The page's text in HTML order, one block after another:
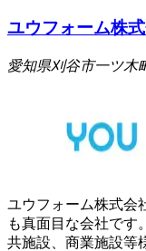
ユウフォーム株
愛知県刈谷市一ツ木
ユウフォーム株式会
も真面目な会社です
共施設、商業施設等